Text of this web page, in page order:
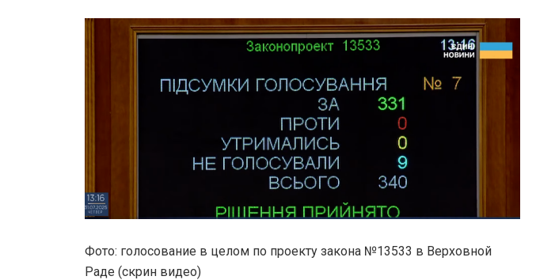
Фото: голосование в целом по проекту закона №13533 в Верховной
Раде (скрин видео)